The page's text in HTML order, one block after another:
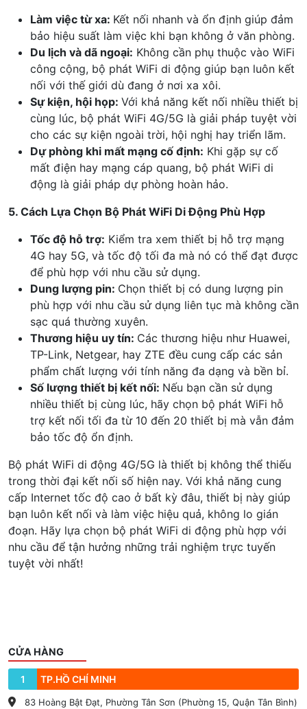
Làm việc từ xa: Kết nối nhanh và ổn định giúp đảm
bảo hiệu suất làm việc khi bạn không ở văn phòng.
Du lịch và dã ngoại: Không cần phụ thuộc vào WiFi
công cộng, bộ phát WiFi di động giúp bạn luôn kết
nối với thế giới dù đang ở nơi xa xôi.
Sự kiện, hội họp: Với khả năng kết nối nhiều thiết bị
cùng lúc, bộ phát WiFi 4G/5G là giải pháp tuyệt vời
cho các sự kiện ngoài trời, hội nghị hay triển lãm.
Dự phòng khi mất mạng cố định: Khi gặp sự cố
mất điện hay mạng cáp quang, bộ phát WiFi di
động là giải pháp dự phòng hoàn hảo.
5. Cách Lựa Chọn Bộ Phát WiFi Di Động Phù Hợp
Tốc độ hỗ trợ: Kiểm tra xem thiết bị hỗ trợ mạng
4G hay 5G, và tốc độ tối đa mà nó có thể đạt được
để phù hợp với nhu cầu sử dụng.
Dung lượng pin: Chọn thiết bị có dung lượng pin
phù hợp với nhu cầu sử dụng liên tục mà không cần
sạc quá thường xuyên.
Thương hiệu uy tín: Các thương hiệu như Huawei,
TP-Link, Netgear, hay ZTE đều cung cấp các sản
phẩm chất lượng với tính năng đa dạng và bền bỉ.
Số lượng thiết bị kết nối: Nếu bạn cần sử dụng
nhiều thiết bị cùng lúc, hãy chọn bộ phát WiFi hỗ
trợ kết nối tối đa từ 10 đến 20 thiết bị mà vẫn đảm
bảo tốc độ ổn định.
Bộ phát WiFi di động 4G/5G là thiết bị không thể thiếu
trong thời đại kết nối số hiện nay. Với khả năng cung
cấp Internet tốc độ cao ở bất kỳ đâu, thiết bị này giúp
bạn luôn kết nối và làm việc hiệu quả, không lo gián
đoạn. Hãy lựa chọn bộ phát WiFi di động phù hợp với
nhu cầu để tận hưởng những trải nghiệm trực tuyến
tuyệt vời nhất!
CỬA HÀNG
1 TP.HỒ CHÍ MINH
83 Hoàng Bật Đạt, Phường Tân Sơn (Phường 15, Quận Tân Bình)